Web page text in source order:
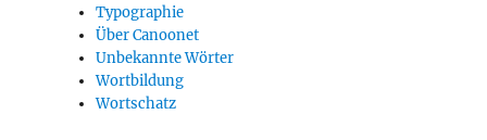
Typographie
Über Canoonet
Unbekannte Wörter
Wortbildung
Wortschatz